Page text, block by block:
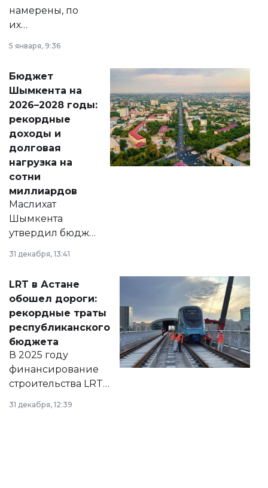
намерены, по
их
принести
народу
Венесуэлы.
5 января, 9:36
Бюджет
Шымкента на
2026–2028 годы:
рекордные
доходы и
долговая
нагрузка на
сотни
миллиардов
Маслихат
Шымкента
утвердил бюджет
города на 2026–
2028 годы.
документ
появился в базе
нормативных
правовых актов и
на сайте маслихат
города.
31 декабря, 13:41
LRT в Астане
обошел дороги:
рекордные траты
республиканского
бюджета
В 2025 году
финансирование
строительства LRT
в Астане из
республиканского
31 декабря, 12:39